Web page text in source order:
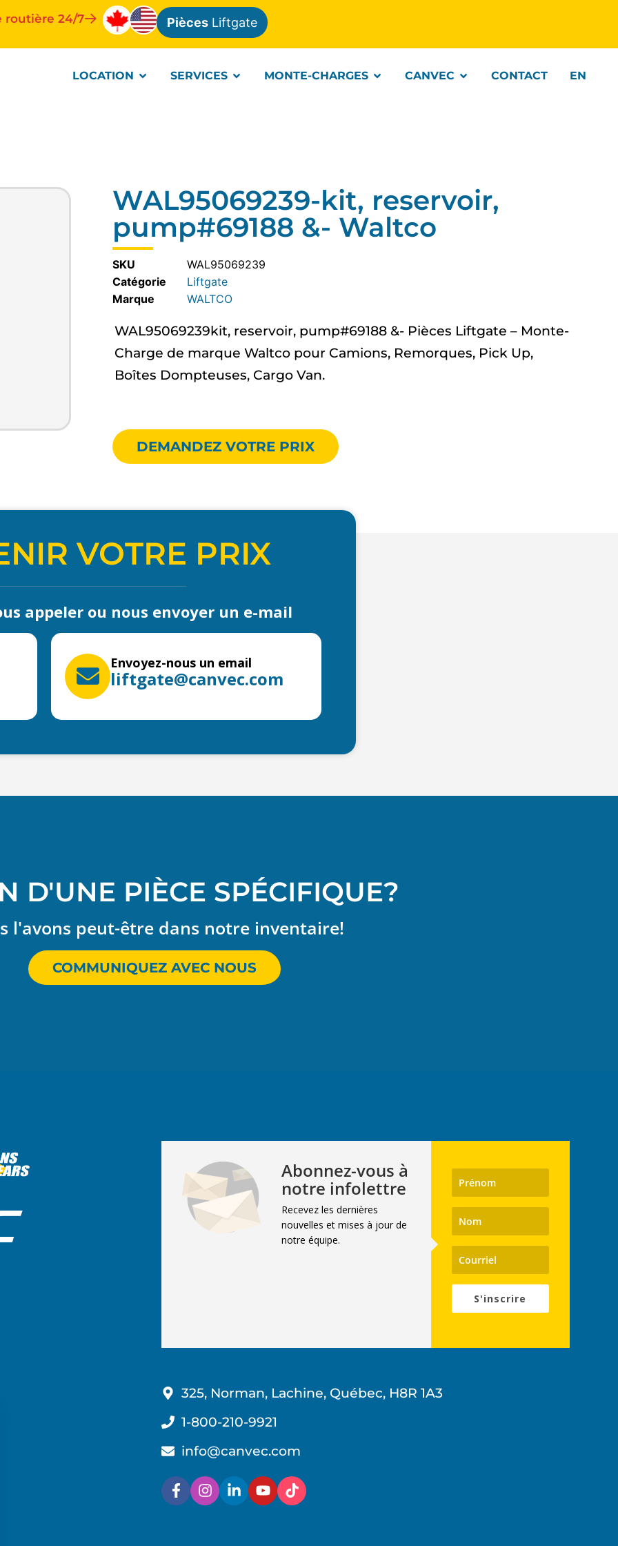
routière 24/7 Pièces Liftgate
LOCATION SERVICES MONTE-CHARGES CANVEC CONTACT EN
WAL95069239-kit, reservoir,
pump#69188 &- Waltco
SKU
WAL95069239
Catégorie
Liftgate
WALTCO
WAL95069239kit, reservoir, pump#69188 &- Pièces Liftgate – Monte-
Charge de marque Waltco pour Camions, Remorques, Pick Up,
Boîtes Dompteuses, Cargo Van.
DEMANDEZ VOTRE PRIX
VOTRE PRIX
appeler ou nous envoyer un e-mail
Envoyez-nous un email
liftgate@canvec.com
D'UNE PIÈCE SPÉCIFIQUE?
l'avons peut-être dans notre inventaire!
COMMUNIQUEZ AVEC NOUS
Abonnez-vous à
notre infolettre
Recevez les dernières
nouvelles et mises à jour de
notre équipe.
S'inscrire
325, Norman, Lachine, Québec, H8R 1A3
1-800-210-9921
info@canvec.com